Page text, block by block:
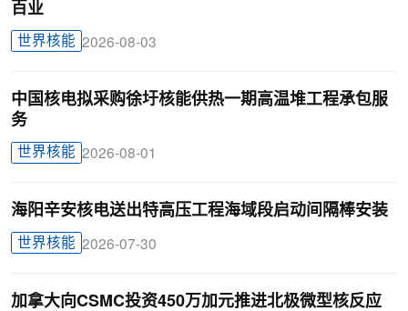
百业
世界核能 2026-08-03
中国核电拟采购徐圩核能供热一期高温堆工程承包服
务
世界核能 2026-08-01
海阳辛安核电送出特高压工程海域段启动间隔棒安装
世界核能 2026-07-30
加拿大向CSMC投资450万加元推进北极微型核反应